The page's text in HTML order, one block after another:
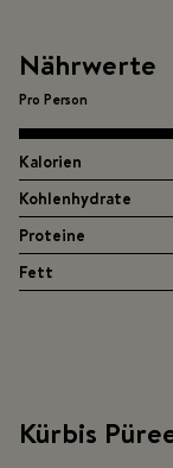
Nährwerte
Pro Person
Kalorien
Kohlenhydrate
Proteine
Fett
Kürbis